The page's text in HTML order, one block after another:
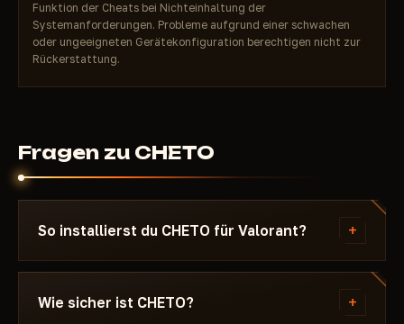
Funktion der Cheats bei Nichteinhaltung der
Systemanforderungen. Probleme aufgrund einer schwachen
oder ungeeigneten Gerätekonfiguration berechtigen nicht zur
Rückerstattung.
Fragen zu CHETO
So installierst du CHETO für Valorant? +
Nach der Zahlung erhältst du einen Download-Link
und eine Anleitung speziell für Valorant - mit
Wie sicher ist CHETO? +